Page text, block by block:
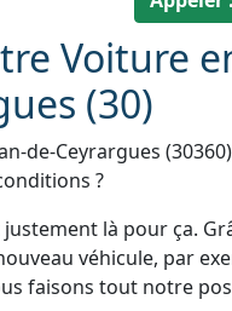
Voiture
(30)
de-Ceyrargues
?
là pour ça.
véhicule, par
faisons tout notre